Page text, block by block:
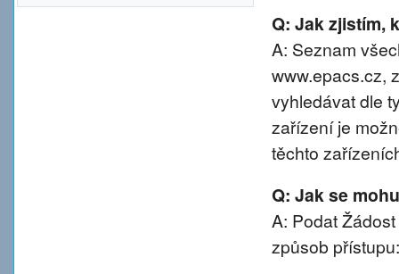
Q: Jak zjistím,
A: Seznam
www.epacs.cz,
vyhledávat dle
zařízení je
těchto
Q: Jak se
A: Podat
způsob přístupu: